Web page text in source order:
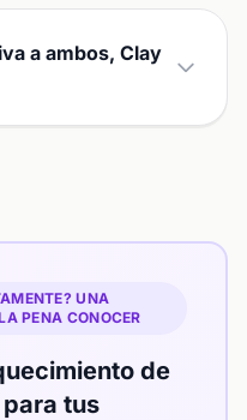
a ambos, Clay
UNA
PENA CONOCER
de
tus